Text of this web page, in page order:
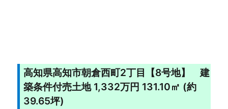
高知県高知市朝倉西町2丁目【8号地】 建
築条件付売土地 1,332万円 131.10㎡ (約
39.65坪)